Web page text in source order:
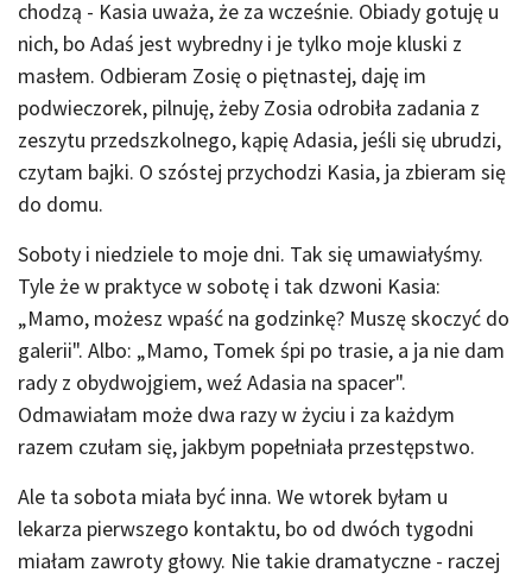
chodzą - Kasia uważa, że za wcześnie. Obiady gotuję u
nich, bo Adaś jest wybredny i je tylko moje kluski z
masłem. Odbieram Zosię o piętnastej, daję im
podwieczorek, pilnuję, żeby Zosia odrobiła zadania z
zeszytu przedszkolnego, kąpię Adasia, jeśli się ubrudzi,
czytam bajki. O szóstej przychodzi Kasia, ja zbieram się
do domu.
Soboty i niedziele to moje dni. Tak się umawiałyśmy.
Tyle że w praktyce w sobotę i tak dzwoni Kasia:
„Mamo, możesz wpaść na godzinkę? Muszę skoczyć do
galerii". Albo: „Mamo, Tomek śpi po trasie, a ja nie dam
rady z obydwojgiem, weź Adasia na spacer".
Odmawiałam może dwa razy w życiu i za każdym
razem czułam się, jakbym popełniała przestępstwo.
Ale ta sobota miała być inna. We wtorek byłam u
lekarza pierwszego kontaktu, bo od dwóch tygodni
miałam zawroty głowy. Nie takie dramatyczne - raczej